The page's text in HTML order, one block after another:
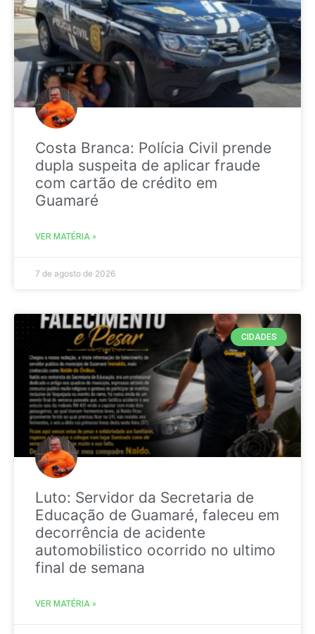
Costa Branca: Polícia Civil prende
dupla suspeita de aplicar fraude
com cartão de crédito em
Guamaré
VER MATÉRIA »
7 de agosto de 2026
CIDADES
Luto: Servidor da Secretaria de
Educação de Guamaré, faleceu em
decorrência de acidente
automobilistico ocorrido no ultimo
final de semana
VER MATÉRIA »